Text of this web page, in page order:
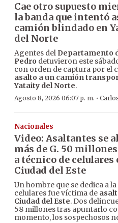
Cae otro supuesto
la banda que intentó
camión blindado en
del Norte
Agentes del Departamento
Pedro detuvieron este
con orden de captura por el
asalto a un camión
Yataity del Norte.
Agosto 8, 2026 06:07 p. m. ·
Nacionales
Video: Asaltantes se
más de G. 50
a técnico de celulares
Ciudad del Este
Un hombre que se dedica a
celulares fue víctima de
Ciudad del Este. Dos
58 millones tras apuntarlo
momento, los sospechosos